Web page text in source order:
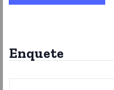
Enquete